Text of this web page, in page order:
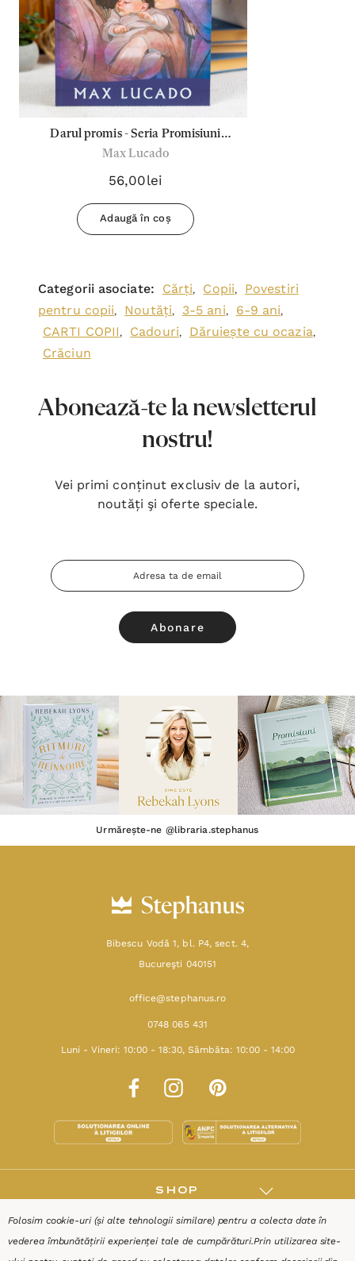
Darul promis - Seria Promisiuni
implinite - Max Lucado
Max Lucado
56,00lei
Adaugă în coș
Categorii asociate: Cărți, Copii,
Povestiri
pentru copii, Noutăți, 3-5 ani, 6-9 ani,
CARTI COPII, Cadouri, Dăruiește cu ocazia,
Crăciun
Abonează-te la newsletterul
nostru!
Vei primi conținut exclusiv de la autori,
noutăți şi oferte speciale.
Adresa
Email
Urmărește-ne @libraria.stephanus
Bibescu Vodă 1, bl. P4, sect. 4,
Bucureşti 040151
office@stephanus.ro
0748 065 431
Luni - Vineri: 10:00 - 18:30, Sâmbăta: 10:00 - 14:00
SHOP
Folosim cookie-uri (și alte tehnologii similare) pentru a colecta date în
vederea îmbunătățirii experienței tale de cumpărături.Prin utilizarea site-